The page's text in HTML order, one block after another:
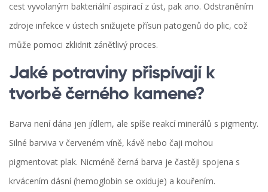
cest vyvolaným bakteriální aspirací z úst, pak ano. Odstraněním
zdroje infekce v ústech snižujete přísun patogenů do plic, což
může pomoci zklidnit zánětlivý proces.
Jaké potraviny přispívají k
tvorbě černého kamene?
Barva není dána jen jídlem, ale spíše reakcí minerálů s pigmenty.
Silné barviva v červeném víně, kávě nebo čaji mohou
pigmentovat plak. Nicméně černá barva je častěji spojena s
krvácením dásní (hemoglobin se oxiduje) a kouřením.